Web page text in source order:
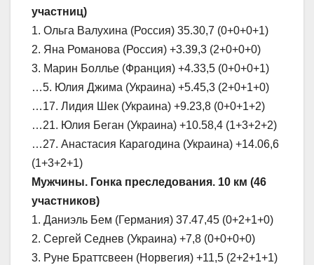
участниц)
1. Ольга Валухина (Россия) 35.30,7 (0+0+0+1)
2. Яна Романова (Россия) +3.39,3 (2+0+0+0)
3. Марин Боллье (Франция) +4.33,5 (0+0+0+1)
…5. Юлия Джима (Украина) +5.45,3 (2+0+1+0)
…17. Лидия Шек (Украина) +9.23,8 (0+0+1+2)
…21. Юлия Беган (Украина) +10.58,4 (1+3+2+2)
…27. Анастасия Карагодина (Украина) +14.06,6
(1+3+2+1)
Мужчины. Гонка преследования. 10 км (46
участников)
1. Даниэль Бем (Германия) 37.47,45 (0+2+1+0)
2. Сергей Седнев (Украина) +7,8 (0+0+0+0)
3. Руне Браттсвеен (Норвегия) +11,5 (2+2+1+1)